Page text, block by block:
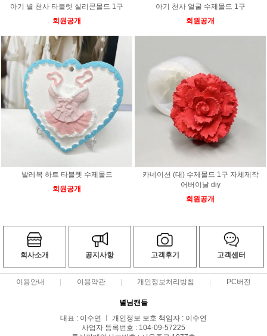
아기 별 천사 타블렛 실리콘몰드 1구
회원공개
아기 천사 얼굴 수제몰드 1구
회원공개
발레복 하트 타블렛 수제몰드
회원공개
카네이션 (대) 수제몰드 1구 자체제작
어버이날 diy
회원공개
회사소개 공지사항 고객후기 고객센터
이용안내 이용약관 개인정보처리방침 PC버전
별님캔들
대표 : 이수연 ㅣ 개인정보 보호 책임자 : 이수연
사업자 등록번호 : 104-09-57225